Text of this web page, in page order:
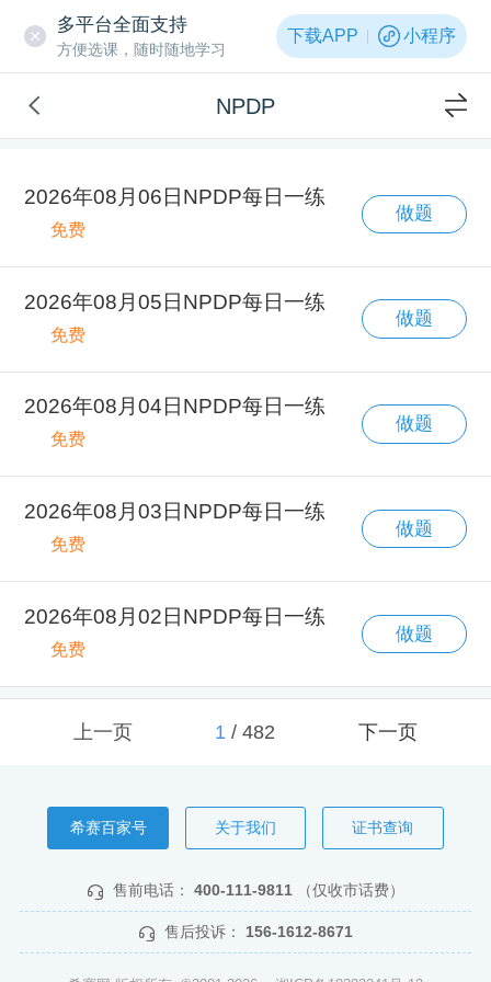
多平台全面支持
方便选课，随时随地学习
下载APP 小程序
NPDP
2026年08月06日NPDP每日一练
免费
做题
2026年08月05日NPDP每日一练
免费
做题
2026年08月04日NPDP每日一练
免费
做题
2026年08月03日NPDP每日一练
免费
做题
2026年08月02日NPDP每日一练
免费
做题
上一页 1/ 482 下一页
希赛百家号 关于我们 证书查询
售前电话： 400-111-9811 （仅收市话费）
售后投诉： 156-1612-8671